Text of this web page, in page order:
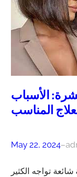
الأسباب
المناسب
May 22, 2024–
تواجه الكثير